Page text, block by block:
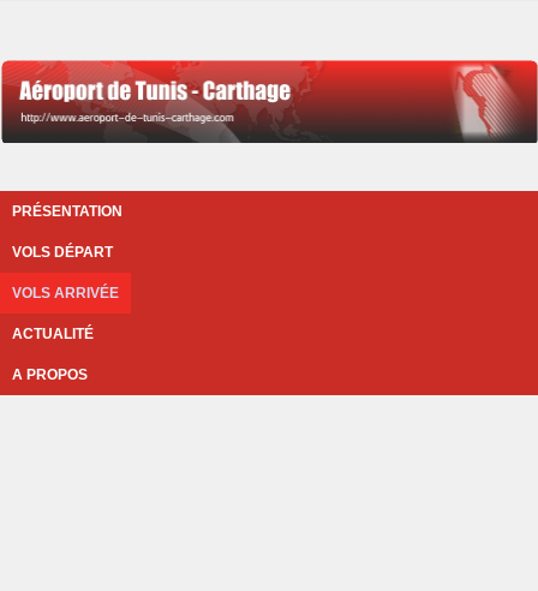
PRÉSENTATION
VOLS DÉPART
VOLS ARRIVÉE
ACTUALITÉ
A PROPOS